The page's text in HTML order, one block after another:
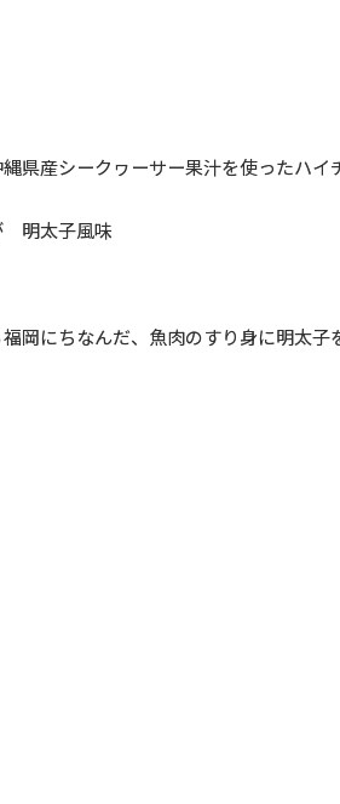
県産シークヮーサー果汁を使ったハイ
明太子風味
岡にちなんだ、魚肉のすり身に明太